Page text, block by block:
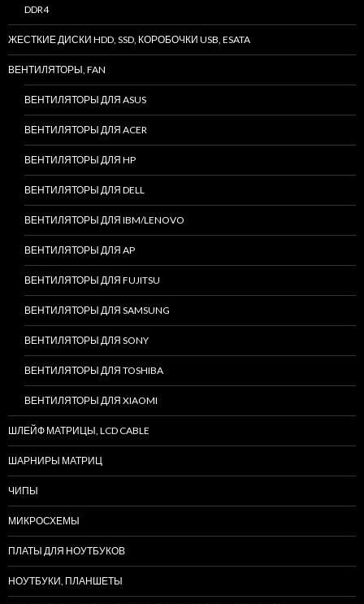
DDR4
ЖЕСТКИЕ ДИСКИ HDD, SSD, КОРОБОЧКИ USB, ESATA
ВЕНТИЛЯТОРЫ, FAN
ВЕНТИЛЯТОРЫ ДЛЯ ASUS
ВЕНТИЛЯТОРЫ ДЛЯ ACER
ВЕНТИЛЯТОРЫ ДЛЯ HP
ВЕНТИЛЯТОРЫ ДЛЯ DELL
ВЕНТИЛЯТОРЫ ДЛЯ IBM/LENOVO
ВЕНТИЛЯТОРЫ ДЛЯ AP
ВЕНТИЛЯТОРЫ ДЛЯ FUJITSU
ВЕНТИЛЯТОРЫ ДЛЯ SAMSUNG
ВЕНТИЛЯТОРЫ ДЛЯ SONY
ВЕНТИЛЯТОРЫ ДЛЯ TOSHIBA
ВЕНТИЛЯТОРЫ ДЛЯ XIAOMI
ШЛЕЙФ МАТРИЦЫ, LCD CABLE
ШАРНИРЫ МАТРИЦ
ЧИПЫ
МИКРОСХЕМЫ
ПЛАТЫ ДЛЯ НОУТБУКОВ
НОУТБУКИ, ПЛАНШЕТЫ